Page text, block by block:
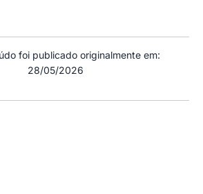
foi publicado originalmente em:
28/05/2026